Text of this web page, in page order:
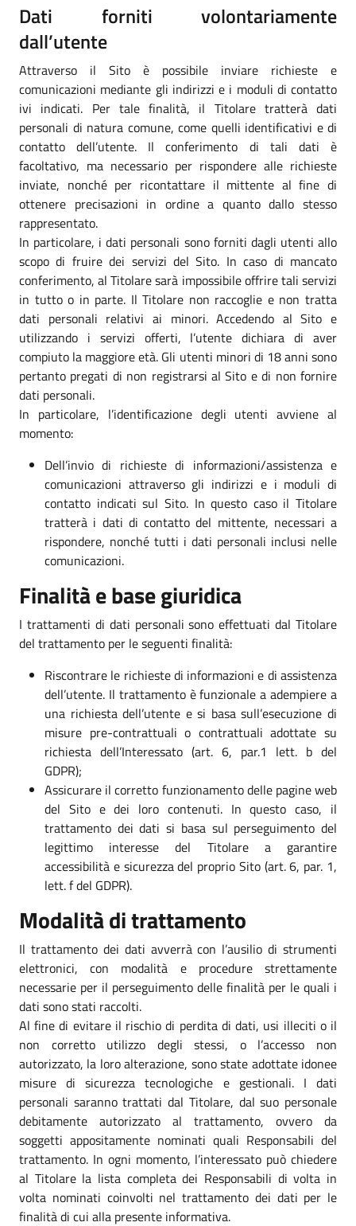
Dati forniti volontariamente
dall’utente
Attraverso il Sito è possibile inviare richieste e
comunicazioni mediante gli indirizzi e i moduli di contatto
ivi indicati. Per tale finalità, il Titolare tratterà dati
personali di natura comune, come quelli identificativi e di
contatto dell’utente. Il conferimento di tali dati è
facoltativo, ma necessario per rispondere alle richieste
inviate, nonché per ricontattare il mittente al fine di
ottenere precisazioni in ordine a quanto dallo stesso
rappresentato.
In particolare, i dati personali sono forniti dagli utenti allo
scopo di fruire dei servizi del Sito. In caso di mancato
conferimento, al Titolare sarà impossibile offrire tali servizi
in tutto o in parte. Il Titolare non raccoglie e non tratta
dati personali relativi ai minori. Accedendo al Sito e
utilizzando i servizi offerti, l’utente dichiara di aver
compiuto la maggiore età. Gli utenti minori di 18 anni sono
pertanto pregati di non registrarsi al Sito e di non fornire
dati personali.
In particolare, l’identificazione degli utenti avviene al
momento:
Dell’invio di richieste di informazioni/assistenza e
comunicazioni attraverso gli indirizzi e i moduli di
contatto indicati sul Sito. In questo caso il Titolare
tratterà i dati di contatto del mittente, necessari a
rispondere, nonché tutti i dati personali inclusi nelle
comunicazioni.
Finalità e base giuridica
I trattamenti di dati personali sono effettuati dal Titolare
del trattamento per le seguenti finalità:
Riscontrare le richieste di informazioni e di assistenza
dell’utente. Il trattamento è funzionale a adempiere a
una richiesta dell’utente e si basa sull’esecuzione di
misure pre-contrattuali o contrattuali adottate su
richiesta dell’Interessato (art. 6, par.1 lett. b del
GDPR);
Assicurare il corretto funzionamento delle pagine web
del Sito e dei loro contenuti. In questo caso, il
trattamento dei dati si basa sul perseguimento del
legittimo interesse del Titolare a garantire
accessibilità e sicurezza del proprio Sito (art. 6, par. 1,
lett. f del GDPR).
Modalità di trattamento
Il trattamento dei dati avverrà con l’ausilio di strumenti
elettronici, con modalità e procedure strettamente
necessarie per il perseguimento delle finalità per le quali i
dati sono stati raccolti.
Al fine di evitare il rischio di perdita di dati, usi illeciti o il
non corretto utilizzo degli stessi, o l’accesso non
autorizzato, la loro alterazione, sono state adottate idonee
misure di sicurezza tecnologiche e gestionali. I dati
personali saranno trattati dal Titolare, dal suo personale
debitamente autorizzato al trattamento, ovvero da
soggetti appositamente nominati quali Responsabili del
trattamento. In ogni momento, l’interessato può chiedere
al Titolare la lista completa dei Responsabili di volta in
volta nominati coinvolti nel trattamento dei dati per le
finalità di cui alla presente informativa.